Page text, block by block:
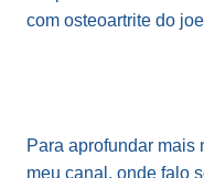
com osteoartrite do
Para aprofundar mais
meu canal, onde falo